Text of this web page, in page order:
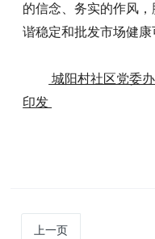
的信念、务实的作风
谐稳定和批发市场健康
城阳村社区党
印发
（共印
上一页